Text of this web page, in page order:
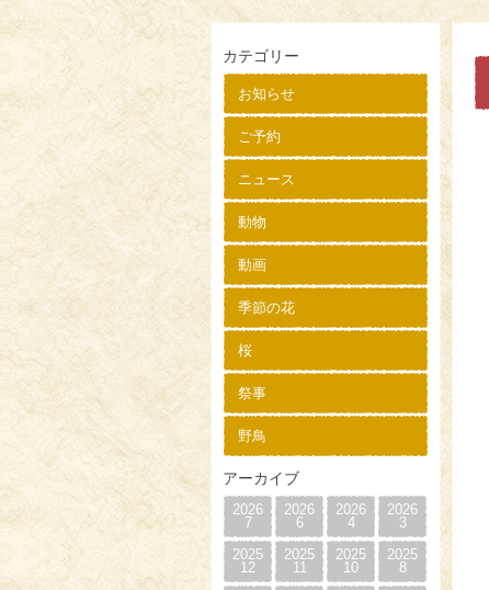
カテゴリー
お知らせ
ご予約
ニュース
動物
動画
季節の花
桜
祭事
野鳥
アーカイブ
2026
7
2026
6
2026
4
2026
3
2025
12
2025
11
2025
10
2025
8